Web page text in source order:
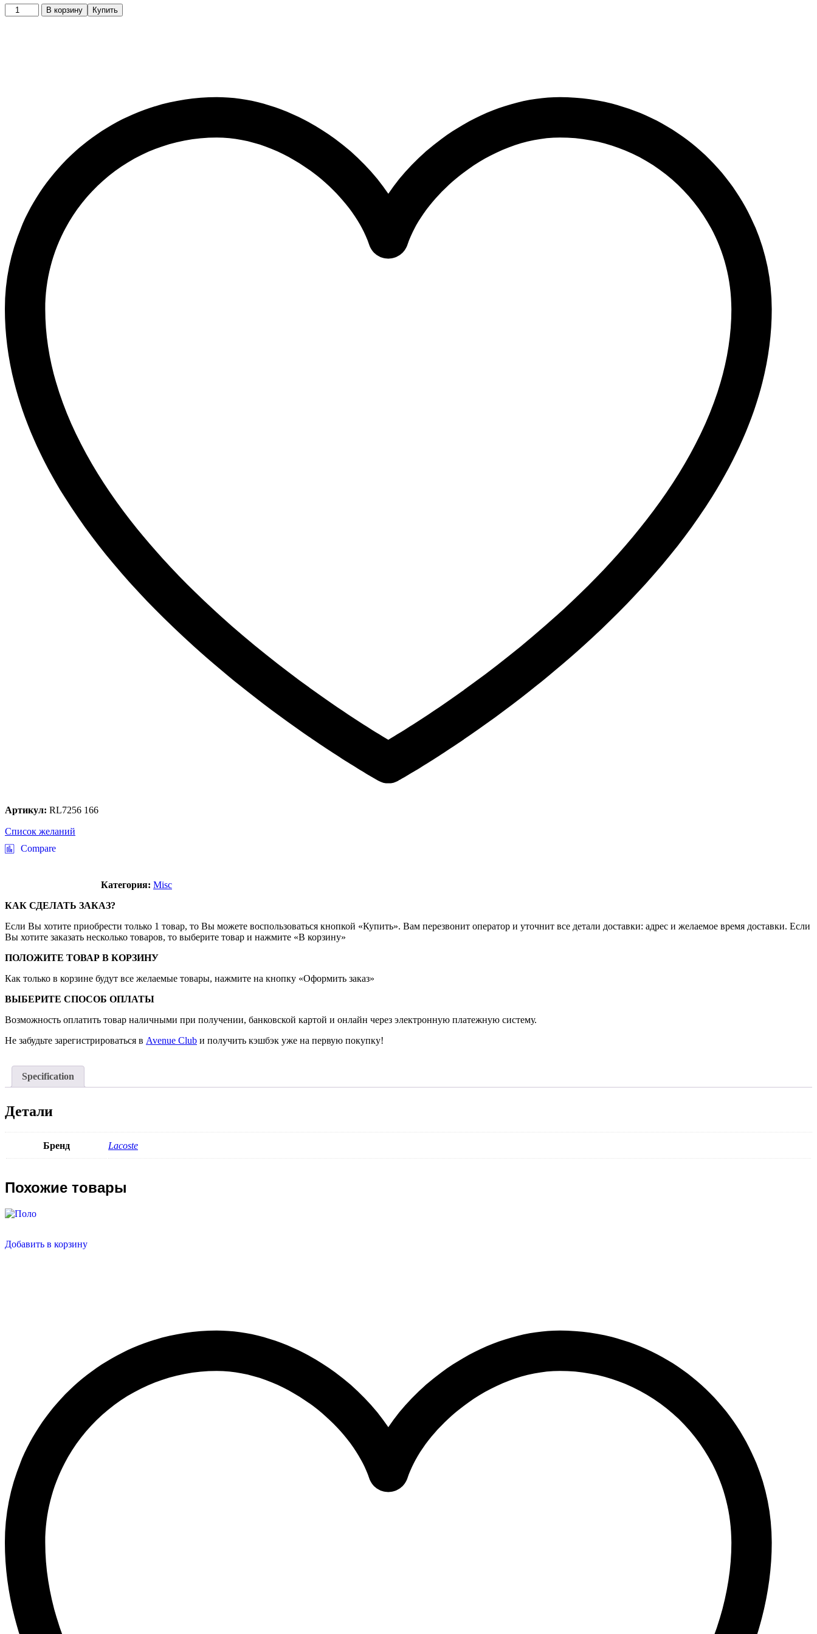
Ободок
quantity
В корзину Купить
Список желаний
Compare
Артикул: RL7256 166
Категория: Misc
КАК СДЕЛАТЬ ЗАКАЗ?
Если Вы хотите приобрести только 1 товар, то Вы можете воспользоваться кнопкой «Купить». Вам перезвонит оператор и уточнит все детали доставки: адрес и желаемое время доставки. Если
Вы хотите заказать несколько товаров, то выберите товар и нажмите «В корзину»
ПОЛОЖИТЕ ТОВАР В КОРЗИНУ
Как только в корзине будут все желаемые товары, нажмите на кнопку «Оформить заказ»
ВЫБЕРИТЕ СПОСОБ ОПЛАТЫ
Возможность оплатить товар наличными при получении, банковской картой и онлайн через электронную платежную систему.
Не забудьте зарегистрироваться в Avenue Club и получить кэшбэк уже на первую покупку!
Specification
Детали
Бренд Lacoste
Похожие товары
Добавить в корзину